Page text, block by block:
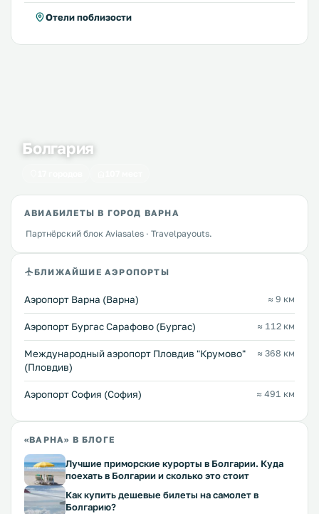
Отели поблизости
Болгария
АВИАБИЛЕТЫ В ГОРОД ВАРНА
Партнёрский блок Aviasales · Travelpayouts.
БЛИЖАЙШИЕ АЭРОПОРТЫ
Аэропорт Варна (Варна) ≈ 9 км
Аэропорт Бургас Сарафово (Бургас) ≈ 112 км
Международный аэропорт Пловдив "Крумово"
(Пловдив)
≈ 368 км
Аэропорт София (София) ≈ 491 км
«ВАРНА» В БЛОГЕ
Лучшие приморские курорты в Болгарии. Куда
поехать в Болгарии и сколько это стоит
Как купить дешевые билеты на самолет в
Болгарию?